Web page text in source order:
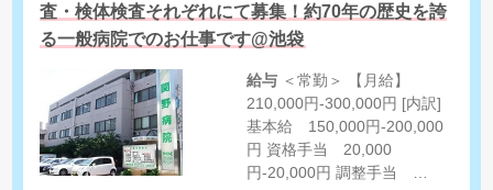
査・検体検査それぞれにて募集！約70年の歴史を誇
る一般病院でのお仕事です@池袋
給与
210,000円-300,000円 [内訳]
基本給 150,000円-200,000
円 資格手当 20,000
円-20,000円 調整手当